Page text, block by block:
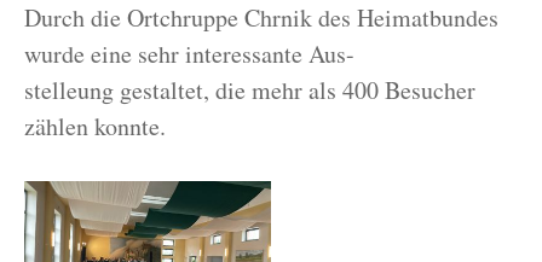
Durch die Ortchruppe Chrnik des Heimatbundes
wurde eine sehr interessante Aus-
stelleung gestaltet, die mehr als 400 Besucher
zählen konnte.